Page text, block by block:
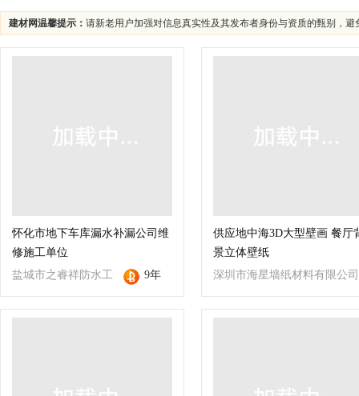
建材网温馨提示： 请新老用户加强对信息真实性及其发布者身份与资质的甄别，
怀化市地下车库漏水补漏公司维
修施工单位
盐城市之睿祥防水工
程有限公司
9年
供应地中海3D大型壁画 餐厅
景立体壁纸
深圳市海星墙纸材料有限公司